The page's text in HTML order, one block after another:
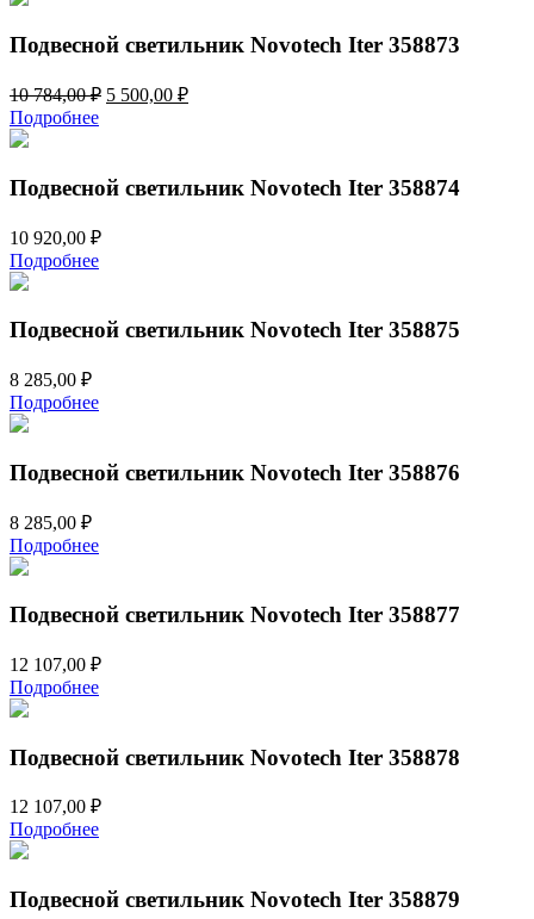
Подвесной светильник Novotech Iter 358873
10 784,00₽ Первоначальная
784,00 ₽.
5 500,00 ₽Текущая
Подробнее
Подвесной светильник Novotech Iter 358874
10 920,00 ₽
Подробнее
Подвесной светильник Novotech Iter 358875
8 285,00 ₽
Подробнее
Подвесной светильник Novotech Iter 358876
8 285,00 ₽
Подробнее
Подвесной светильник Novotech Iter 358877
12 107,00 ₽
Подробнее
Подвесной светильник Novotech Iter 358878
12 107,00 ₽
Подробнее
Подвесной светильник Novotech Iter 358879